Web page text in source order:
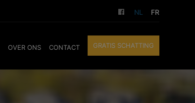
NL FR
OVER ONS CONTACT GRATIS SCHATTING